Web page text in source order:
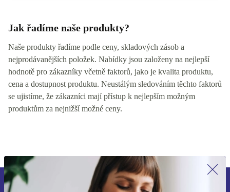
Jak řadíme naše produkty?
Naše produkty řadíme podle ceny, skladových zásob a
nejprodávanějších položek. Nabídky jsou založeny na nejlepší
hodnotě pro zákazníky včetně faktorů, jako je kvalita produktu,
cena a dostupnost produktu. Neustálým sledováním těchto faktorů
se ujistíme, že zákazníci mají přístup k nejlepším možným
produktům za nejnižší možné ceny.
Přihlas se k odběru našich novinek a